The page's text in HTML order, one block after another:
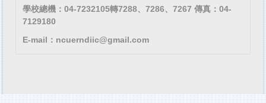
學校總機：04-7232105轉7288、7286、7267 傳真：04-
7129180
E-mail：ncuerndiic@gmail.com